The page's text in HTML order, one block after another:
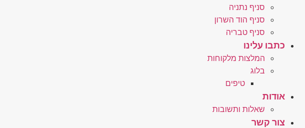
סניף נתניה
סניף הוד השרון
סניף טבריה
כתבו עלינו
המלצות מלקוחות
בלוג
טיפים
אודות
שאלות ותשובות
צור קשר